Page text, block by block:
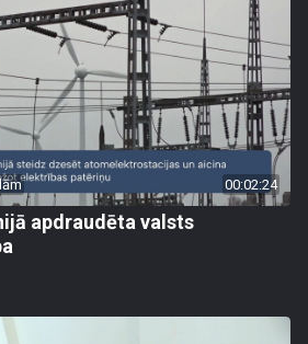
00:02:24
apdraudēta valsts